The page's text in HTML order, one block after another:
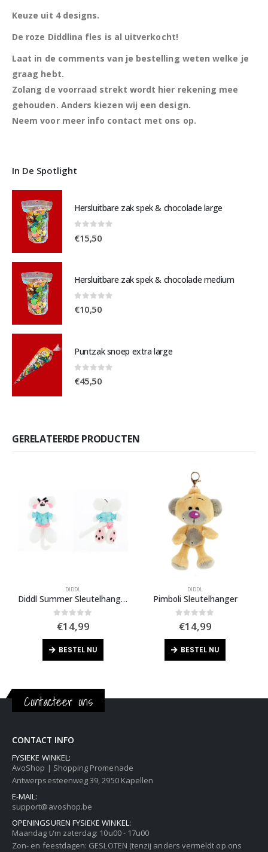
Keuze uit 4 designs.
De roze Diddlina fles is al uitverkocht!
Laat in de comments van je bestelling weten welke je
graag hebt.
Zolang de voorraad strekt wordt hier rekening mee
gehouden. Anders kiezen wij een design.
Neem voor meer info contact met ons op.
In De Spotlight
Hersluitbare zak spek & chocolade large
€15,50
Hersluitbare zak spek & chocolade medium
0out of 5
€10,50
Puntzak snoep extra large
0out of 5
€45,50
GERELATEERDE PRODUCTEN
DIDDL
Diddl Summer Sleutelhanger
out of 5
€14,99
BESTEL NU
DIDDL
Pimboli Sleutelhanger
out of 5
€14,99
BESTEL NU
Contacteer ons
CONTACT INFO
FYSIEKE WINKEL:
AvoShop | Shopping Promenade
Antwerpsesteenweg 39, 2950 Kapellen
E-MAIL:
support@avoshop.be
OPENINGSUREN FYSIEKE WINKEL:
Maandag t/m zaterdag: 10u00 - 17u00
Zon- en feestdagen: GESLOTEN (tenzij anders vermeldt op ons